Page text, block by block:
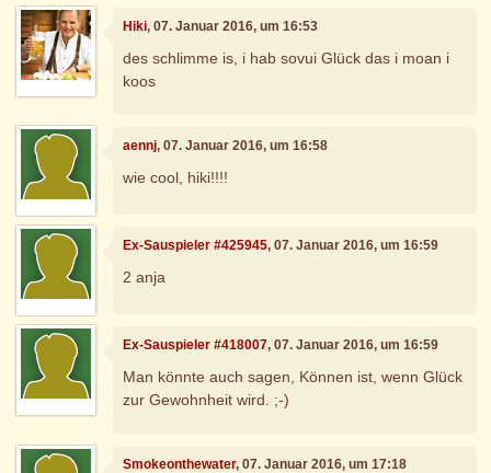
Hiki, 07. Januar 2016, um 16:53
des schlimme is, i hab sovui Glück das i moan i
koos
aennj, 07. Januar 2016, um 16:58
wie cool, hiki!!!!
Ex-Sauspieler #425945, 07. Januar 2016, um 16:59
2 anja
Ex-Sauspieler #418007, 07. Januar 2016, um 16:59
Man könnte auch sagen, Können ist, wenn Glück
zur Gewohnheit wird. ;-)
Smokeonthewater, 07. Januar 2016, um 17:18